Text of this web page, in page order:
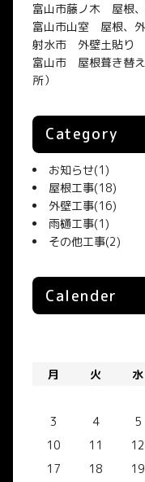
富山市藤ノ木 屋根
富山市山室 屋根、
射水市 外壁土貼り
富山市 屋根葺き替
所）
Category
お知らせ(1)
屋根工事(18)
外壁工事(16)
雨樋工事(1)
その他工事(2)
Calender
月 火 水
3
4 5
10
11 12
17
18 19